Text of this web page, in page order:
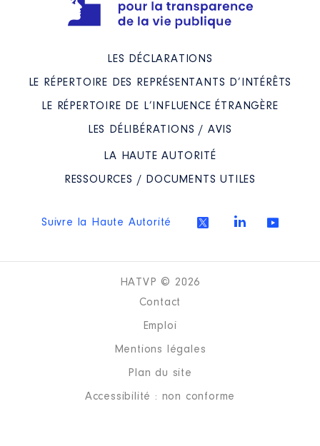
LES DÉCLARATIONS
LE RÉPERTOIRE DES REPRÉSENTANTS D’INTÉRÊTS
LE RÉPERTOIRE DE L’INFLUENCE ÉTRANGÈRE
LES DÉLIBÉRATIONS / AVIS
LA HAUTE AUTORITÉ
RESSOURCES / DOCUMENTS UTILES
Suivre la Haute Autorité
HATVP © 2026
Contact
Emploi
Mentions légales
Plan du site
Accessibilité : non conforme